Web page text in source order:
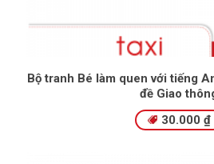
Bộ tranh Bé làm quen với tiếng
đề Giao
30.000 ₫